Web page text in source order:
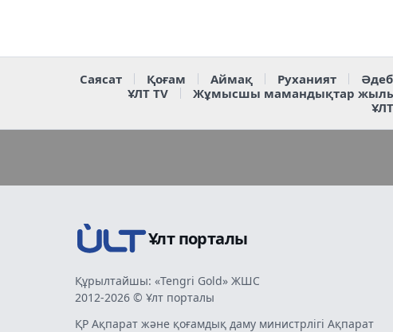
Саясат Қоғам Аймақ Руханият
ҰЛТ TV
Жұмысшы мамандықтар
Ұлт порталы
Құрылтайшы: «Tengri Gold» ЖШС
2012-2026 © Ұлт порталы
ҚР Ақпарат және қоғамдық даму министрлігі Ақпарат